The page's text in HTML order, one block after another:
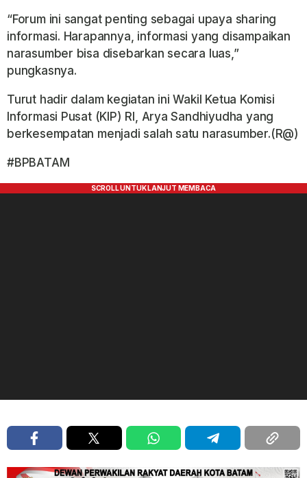
“Forum ini sangat penting sebagai upaya sharing
informasi. Harapannya, informasi yang disampaikan
narasumber bisa disebarkan secara luas,”
pungkasnya.
Turut hadir dalam kegiatan ini Wakil Ketua Komisi
Informasi Pusat (KIP) RI, Arya Sandhiyudha yang
berkesempatan menjadi salah satu narasumber.(R@)
#BPBATAM